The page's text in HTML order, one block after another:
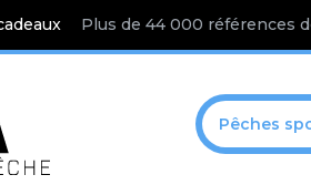
Plus de 44 000 références
Pêches